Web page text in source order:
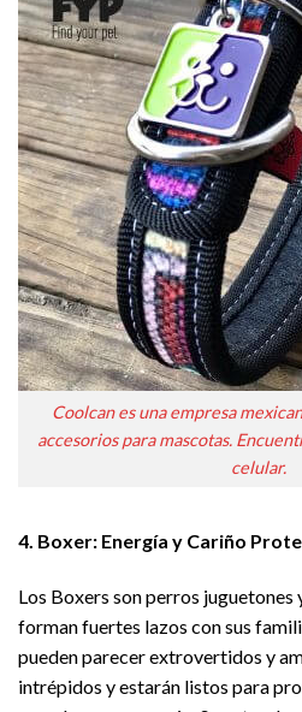
Coolcan es una empresa
accesorios para mascotas.
celular.
4. Boxer: Energía y Cariño
Los Boxers son perros juguetones
forman fuertes lazos con sus
pueden parecer extrovertidos y
intrépidos y estarán listos para